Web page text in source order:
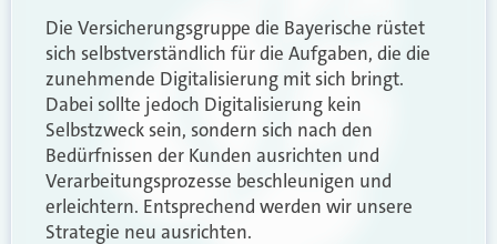
Die Versicherungsgruppe die Bayerische rüstet
sich selbstverständlich für die Aufgaben, die die
zunehmende Digitalisierung mit sich bringt.
Dabei sollte jedoch Digitalisierung kein
Selbstzweck sein, sondern sich nach den
Bedürfnissen der Kunden ausrichten und
Verarbeitungsprozesse beschleunigen und
erleichtern. Entsprechend werden wir unsere
Strategie neu ausrichten.